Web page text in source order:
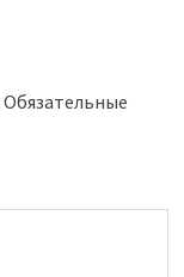
Обязательные